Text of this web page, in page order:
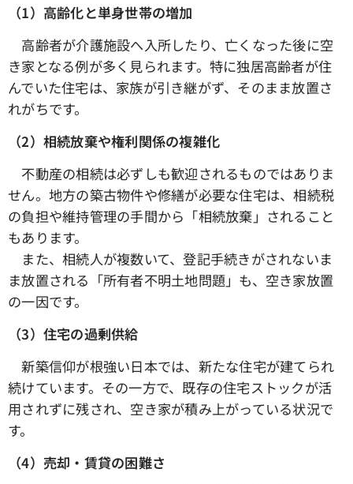
（1）高齢化と単身世帯の増加
高齢者が介護施設へ入所したり、亡くなった後に空
き家となる例が多く見られます。特に独居高齢者が住
んでいた住宅は、家族が引き継がず、そのまま放置さ
れがちです。
（2）相続放棄や権利関係の複雑化
不動産の相続は必ずしも歓迎されるものではありま
せん。地方の築古物件や修繕が必要な住宅は、相続税
の負担や維持管理の手間から「相続放棄」されること
もあります。
また、相続人が複数いて、登記手続きがされないま
ま放置される「所有者不明土地問題」も、空き家放置
の一因です。
（3）住宅の過剰供給
新築信仰が根強い日本では、新たな住宅が建てられ
続けています。その一方で、既存の住宅ストックが活
用されずに残され、空き家が積み上がっている状況で
す。
（4）売却・賃貸の困難さ